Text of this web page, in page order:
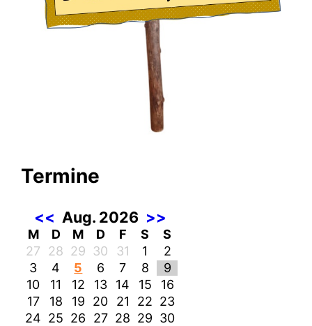
Termine
<< Aug. 2026 >>
M D M D F S
S
27
28 29 30 31 1
2
3
4 5 6 7 8
9
10
11 12 13 14 15
16
17
18 19 20 21 22 23
24 25 26 27 28 29 30